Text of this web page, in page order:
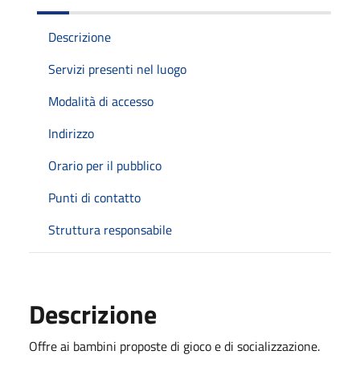
Descrizione
Servizi presenti nel luogo
Modalità di accesso
Indirizzo
Orario per il pubblico
Punti di contatto
Struttura responsabile
Descrizione
Offre ai bambini proposte di gioco e di socializzazione.